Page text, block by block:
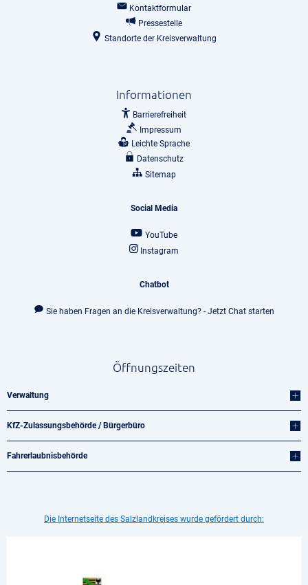
Kontaktformular
Pressestelle
Standorte der Kreisverwaltung
Informationen
Barrierefreiheit
Impressum
Leichte Sprache
Datenschutz
Sitemap
Social Media
YouTube
Instagram
Chatbot
Sie haben Fragen an die Kreisverwaltung? - Jetzt Chat starten
Öffnungszeiten
Verwaltung
KfZ-Zulassungsbehörde / Bürgerbüro
Fahrerlaubnisbehörde
Die Internetseite des Salzlandkreises wurde gefördert durch: